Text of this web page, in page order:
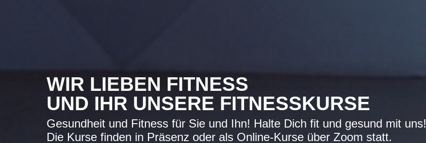
WIR LIEBEN FITNESS
UND IHR UNSERE FITNESSKURSE
Gesundheit und Fitness für Sie und Ihn! Halte Dich fit und gesund mit uns!
Die Kurse finden in Präsenz oder als Online-Kurse über Zoom statt.